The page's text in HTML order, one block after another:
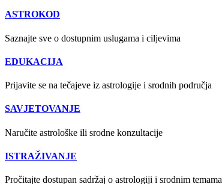
ASTROKOD
Saznajte sve o dostupnim uslugama i ciljevima
EDUKACIJA
Prijavite se na tečajeve iz astrologije i srodnih područja
SAVJETOVANJE
Naručite astrološke ili srodne konzultacije
ISTRAŽIVANJE
Pročitajte dostupan sadržaj o astrologiji i srodnim temama